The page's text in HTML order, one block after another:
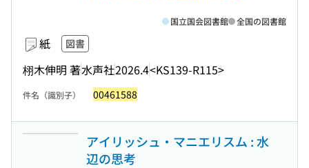
紙 図書
栩木伸明 著水声社2026.4<KS139-R115>
国立国会図書館 全国の図書館
件名（識別子） 00461588
アイリッシュ・マニエリスム : 水
辺の思考